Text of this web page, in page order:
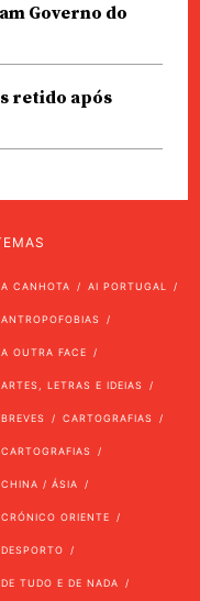
Governo do
retido após
A CANHOTA AI PORTUGAL
ANTROPOFOBIAS
A OUTRA FACE
ARTES, LETRAS E IDEIAS
BREVES CARTOGRAFIAS
CARTOGRAFIAS
CHINA / ÁSIA
CRÓNICO ORIENTE
DESPORTO
DE TUDO E DE NADA